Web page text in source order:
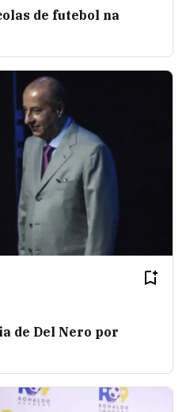
de futebol na
de Del Nero por